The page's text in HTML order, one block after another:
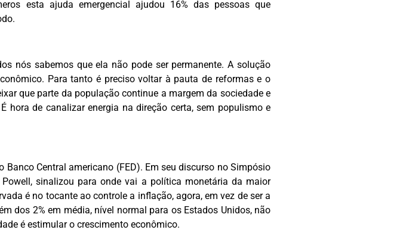
esta ajuda emergencial ajudou 16% das pessoas que
nós sabemos que ela não pode ser permanente. A solução
Para tanto é preciso voltar à pauta de reformas e o
que parte da população continue a margem da sociedade e
hora de canalizar energia na direção certa, sem populismo e
Central americano (FED). Em seu discurso no Simpósio
sinalizou para onde vai a política monetária da maior
é no tocante ao controle a inflação, agora, em vez de ser a
dos 2% em média, nível normal para os Estados Unidos, não
é estimular o crescimento econômico.